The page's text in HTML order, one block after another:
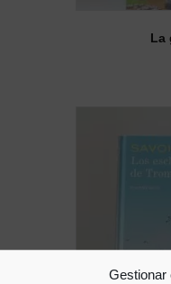
Gestionar
La